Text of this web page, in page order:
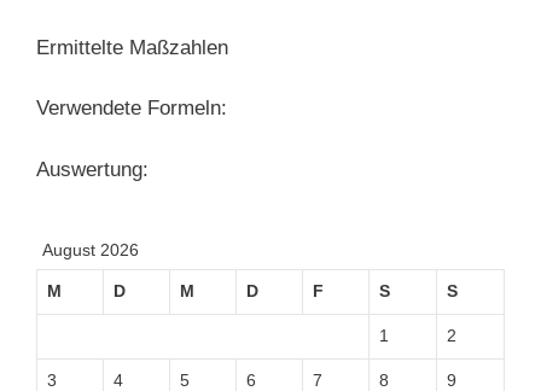
Ermittelte Maßzahlen
Verwendete Formeln:
Auswertung:
August 2026
M D M D F S S
1 2
3 4 5 6 7 8 9